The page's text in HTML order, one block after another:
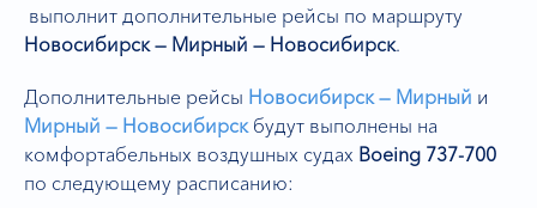
выполнит дополнительные рейсы по маршруту
Новосибирск — Мирный — Новосибирск.
Дополнительные рейсы Новосибирск — Мирный и
Мирный — Новосибирск будут выполнены на
комфортабельных воздушных судах Boeing 737-700
по следующему расписанию: